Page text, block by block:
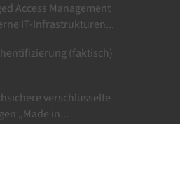
Access Management
IT-Infrastrukturen...
(faktisch)
verschlüsselte
„Made in...